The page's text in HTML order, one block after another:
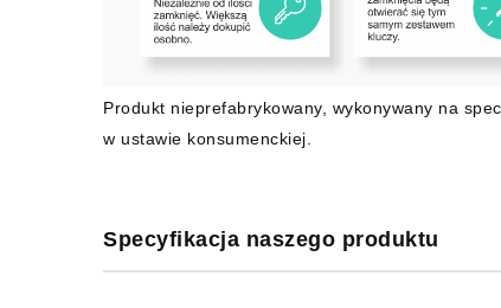
Produkt nieprefabrykowany, wykonywany na
w ustawie konsumenckiej.
Specyfikacja naszego produktu